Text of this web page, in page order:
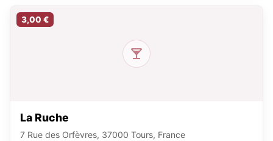
3,00 €
La Ruche
7 Rue des Orfèvres, 37000 Tours, France